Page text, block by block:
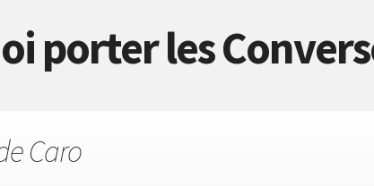
porter les
Caro